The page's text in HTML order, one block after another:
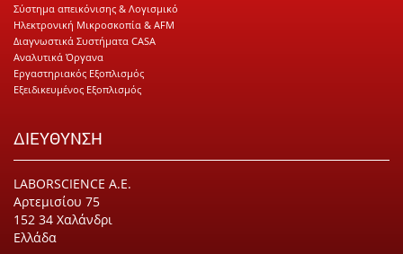
Σύστημα απεικόνισης & Λογισμικό
Ηλεκτρονική Μικροσκοπία & AFM
Διαγνωστικά Συστήματα CASA
Αναλυτικά Όργανα
Εργαστηριακός Εξοπλισμός
Εξειδικευμένος Εξοπλισμός
ΔΙΕΥΘΥΝΣΗ
LABORSCIENCE Α.Ε.
Αρτεμισίου 75
152 34 Χαλάνδρι
Ελλάδα